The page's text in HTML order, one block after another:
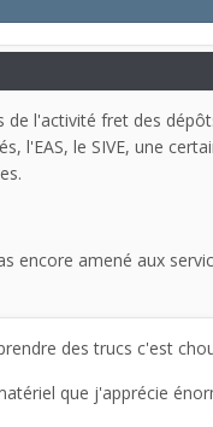
l'activité fret des
l'EAS, le SIVE, une
encore amené aux
des trucs c'est
que j'apprécie